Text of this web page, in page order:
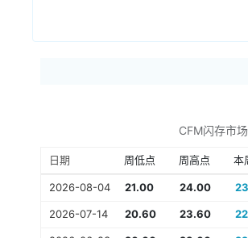
CFM闪存市
日期 周低点 周高点 本
2026-08-04 21.00 24.00
2026-07-14 20.60 23.60